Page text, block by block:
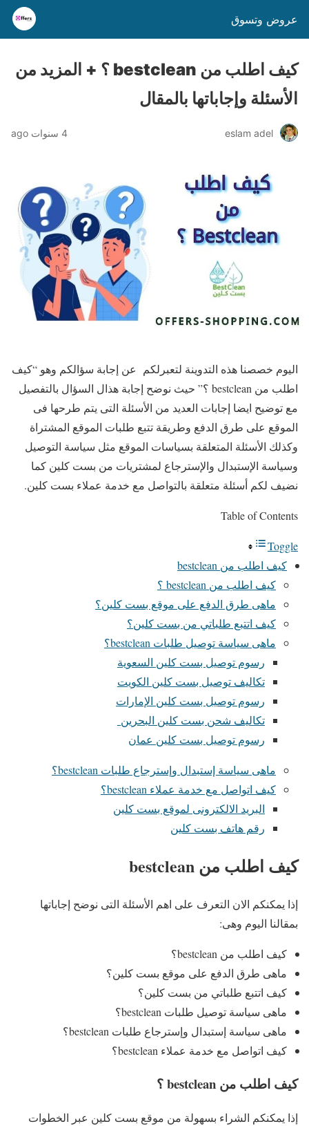
عروض وتسوق
كيف اطلب من bestclean ؟ + المزيد من
الأسئلة وإجاباتها بالمقال
eslam adel 4 سنوات ago
اليوم خصصنا هذه التدوينة لتعبرلكم عن إجابة سؤالكم وهو “كيف
اطلب من bestclean ؟” حيث نوضح إجابة هذال السؤال بالتفصيل
مع توضيح ايضا إجابات العديد من الأسئلة التى يتم طرحها فى
الموقع على طرق الدفع وطريقة تتبع طلبات الموقع المشتراة
وكذلك الأسئلة المتعلقة بسياسات الموقع مثل سياسة التوصيل
وسياسة الإستبدال والإسترجاع لمشتريات من بست كلين كما
نضيف لكم أسئلة متعلقة بالتواصل مع خدمة عملاء بست كلين.
Table of Contents
Toggle
كيف اطلب من bestclean
كيف اطلب من bestclean ؟
ماهى طرق الدفع على موقع بست كلين؟
كيف اتتبع طلباتي من بست كلين؟
ماهى سياسة توصيل طلبات bestclean؟
رسوم توصيل بست كلين السعوية
تكاليف توصيل بست كلين الكويت
رسوم توصيل بست كلين الإمارات
تكاليف شحن بست كلين البحرين
رسوم توصيل بست كلين عمان
ماهى سياسة إستبدال وإسترجاع طلبات bestclean؟
كيف اتواصل مع خدمة عملاء bestclean؟
البريد الالكترونى لموقع بست كلين
رقم هاتف بست كلين
كيف اطلب من bestclean
إذا يمكنكم الان التعرف على اهم الأسئلة التى نوضح إجاباتها
بمقالنا اليوم وهى:
كيف اطلب من bestclean؟
ماهى طرق الدفع على موقع بست كلين؟
كيف اتتبع طلباتي من بست كلين؟
ماهى سياسة توصيل طلبات bestclean؟
ماهى سياسة إستبدال وإسترجاع طلبات bestclean؟
كيف اتواصل مع خدمة عملاء bestclean؟
كيف اطلب من bestclean ؟
إذا يمكنكم الشراء بسهولة من موقع بست كلين عبر الخطوات